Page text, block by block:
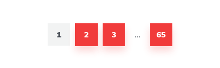
1 2 3 … 65